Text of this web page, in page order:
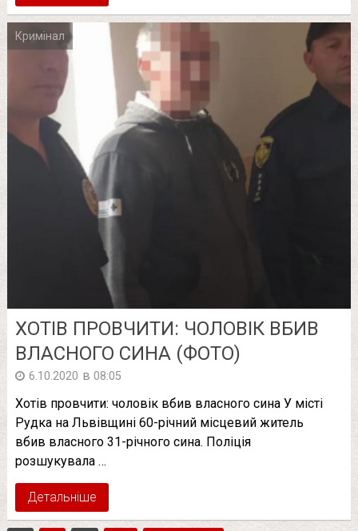
Кримінал
ХОТІВ ПРОВЧИТИ: ЧОЛОВІК ВБИВ
ВЛАСНОГО СИНА (ФОТО)
6.10.2020 в 08:05
Хотів провчити: чоловік вбив власного сина У місті
Рудка на Львівщині 60-річний місцевий житель
вбив власного 31-річного сина. Поліція
розшукувала …
Детальніше